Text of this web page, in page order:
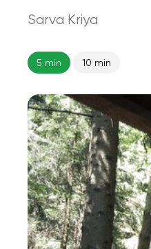
Sarva Kriya
5 min 10 min